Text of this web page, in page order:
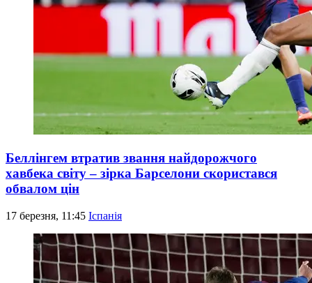
Беллінгем втратив звання найдорожчого
хавбека світу – зірка Барселони скористався
обвалом цін
17 березня, 11:45 Іспанія